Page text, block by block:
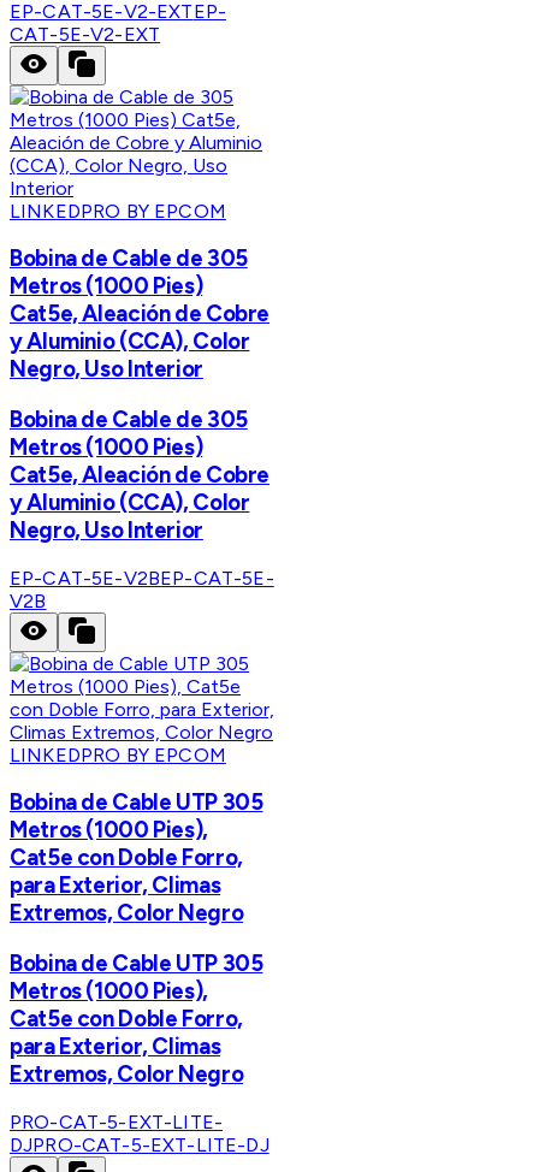
EP-CAT-5E-V2-EXTEP-
CAT-5E-V2-EXT
LINKEDPRO BY EPCOM
Bobina de Cable de 305
Metros (1000 Pies)
Cat5e, Aleación de Cobre
y Aluminio (CCA), Color
Negro, Uso Interior
Bobina de Cable de 305
Metros (1000 Pies)
Cat5e, Aleación de Cobre
y Aluminio (CCA), Color
Negro, Uso Interior
EP-CAT-5E-V2BEP-CAT-5E-
V2B
LINKEDPRO BY EPCOM
Bobina de Cable UTP 305
Metros (1000 Pies),
Cat5e con Doble Forro,
para Exterior, Climas
Extremos, Color Negro
Bobina de Cable UTP 305
Metros (1000 Pies),
Cat5e con Doble Forro,
para Exterior, Climas
Extremos, Color Negro
PRO-CAT-5-EXT-LITE-
DJPRO-CAT-5-EXT-LITE-DJ